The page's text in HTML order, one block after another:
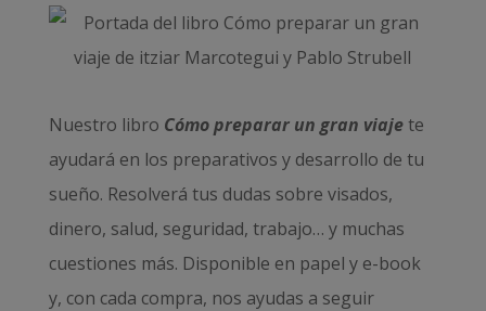
Nuestro libro Cómo preparar un gran viajete
ayudará en los preparativos y desarrollo de tu
sueño. Resolverá tus dudas sobre visados,
dinero, salud, seguridad, trabajo… y muchas
cuestiones más. Disponible en papel y e-book
y, con cada compra, nos ayudas a seguir